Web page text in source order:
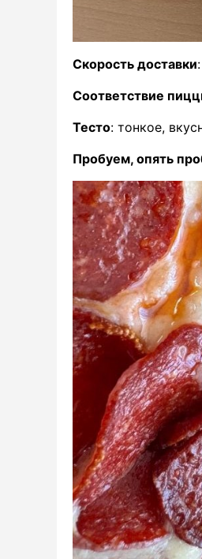
Скорость доставки
Соответствие
Тесто: тонкое,
Пробуем, опять